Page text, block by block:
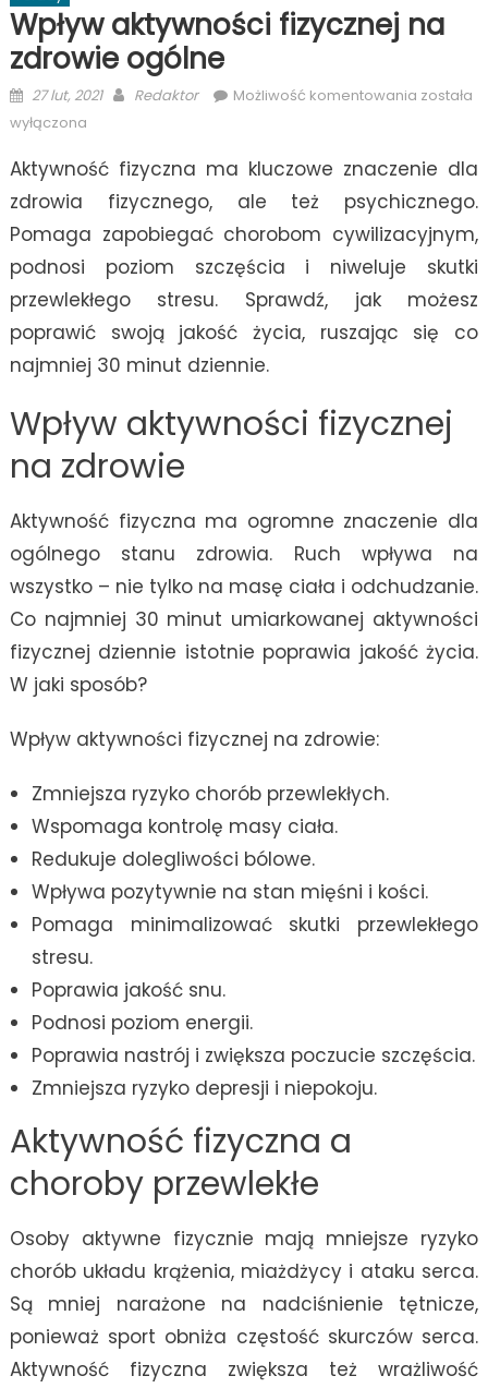
Wpływ aktywności fizycznej na
zdrowie ogólne
Posted
on
27 lut, 2021 Author
Redaktor Możliwość komentowania Wpływ
na
zdrowie
ogólne
została
wyłączona
Aktywność fizyczna ma kluczowe znaczenie dla
zdrowia fizycznego, ale też psychicznego.
Pomaga zapobiegać chorobom cywilizacyjnym,
podnosi poziom szczęścia i niweluje skutki
przewlekłego stresu. Sprawdź, jak możesz
poprawić swoją jakość życia, ruszając się co
najmniej 30 minut dziennie.
Wpływ aktywności fizycznej
na zdrowie
Aktywność fizyczna ma ogromne znaczenie dla
ogólnego stanu zdrowia. Ruch wpływa na
wszystko – nie tylko na masę ciała i odchudzanie.
Co najmniej 30 minut umiarkowanej aktywności
fizycznej dziennie istotnie poprawia jakość życia.
W jaki sposób?
Wpływ aktywności fizycznej na zdrowie:
Zmniejsza ryzyko chorób przewlekłych.
Wspomaga kontrolę masy ciała.
Redukuje dolegliwości bólowe.
Wpływa pozytywnie na stan mięśni i kości.
Pomaga minimalizować skutki przewlekłego
stresu.
Poprawia jakość snu.
Podnosi poziom energii.
Poprawia nastrój i zwiększa poczucie szczęścia.
Zmniejsza ryzyko depresji i niepokoju.
Aktywność fizyczna a
choroby przewlekłe
Osoby aktywne fizycznie mają mniejsze ryzyko
chorób układu krążenia, miażdżycy i ataku serca.
Są mniej narażone na nadciśnienie tętnicze,
ponieważ sport obniża częstość skurczów serca.
Aktywność fizyczna zwiększa też wrażliwość